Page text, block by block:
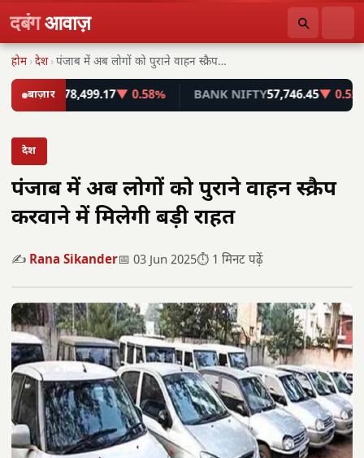
दबंगआवाज़
होम ›देश ›पंजाब में अब लोगों को पुराने वाहन स्क्रैप…
बाज़ार
78,499.17▼ 0.58% BANK NIFTY57,746.45▼ 0.55%
देश
पंजाब में अब लोगों को पुराने वाहन स्क्रैप
करवाने में मिलेगी बड़ी राहत
✍️ Rana Sikander📅 03 Jun 2025⏱️ 1 मिनट पढ़ें